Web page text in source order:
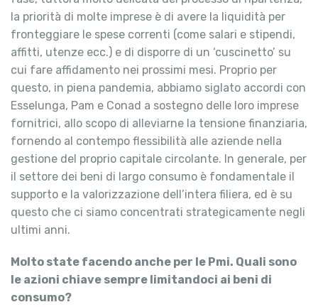
la priorità di molte imprese è di avere la liquidità per
fronteggiare le spese correnti (come salari e stipendi,
affitti, utenze ecc.) e di disporre di un ‘cuscinetto’ su
cui fare affidamento nei prossimi mesi. Proprio per
questo, in piena pandemia, abbiamo siglato accordi con
Esselunga, Pam e Conad a sostegno delle loro imprese
fornitrici, allo scopo di alleviarne la tensione finanziaria,
fornendo al contempo flessibilità alle aziende nella
gestione del proprio capitale circolante. In generale, per
il settore dei beni di largo consumo è fondamentale il
supporto e la valorizzazione dell’intera filiera, ed è su
questo che ci siamo concentrati strategicamente negli
ultimi anni.
Molto state facendo anche per le Pmi. Quali sono
le azioni chiave sempre limitandoci ai beni di
consumo?